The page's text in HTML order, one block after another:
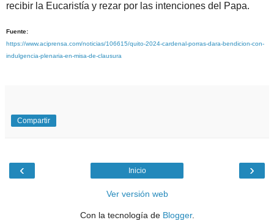
recibir la Eucaristía y rezar por las intenciones del Papa.
Fuente:
https://www.aciprensa.com/noticias/106615/quito-2024-cardenal-porras-dara-bendicion-con-
indulgencia-plenaria-en-misa-de-clausura
Compartir
‹ ›
Inicio
Ver versión web
Con la tecnología de Blogger.